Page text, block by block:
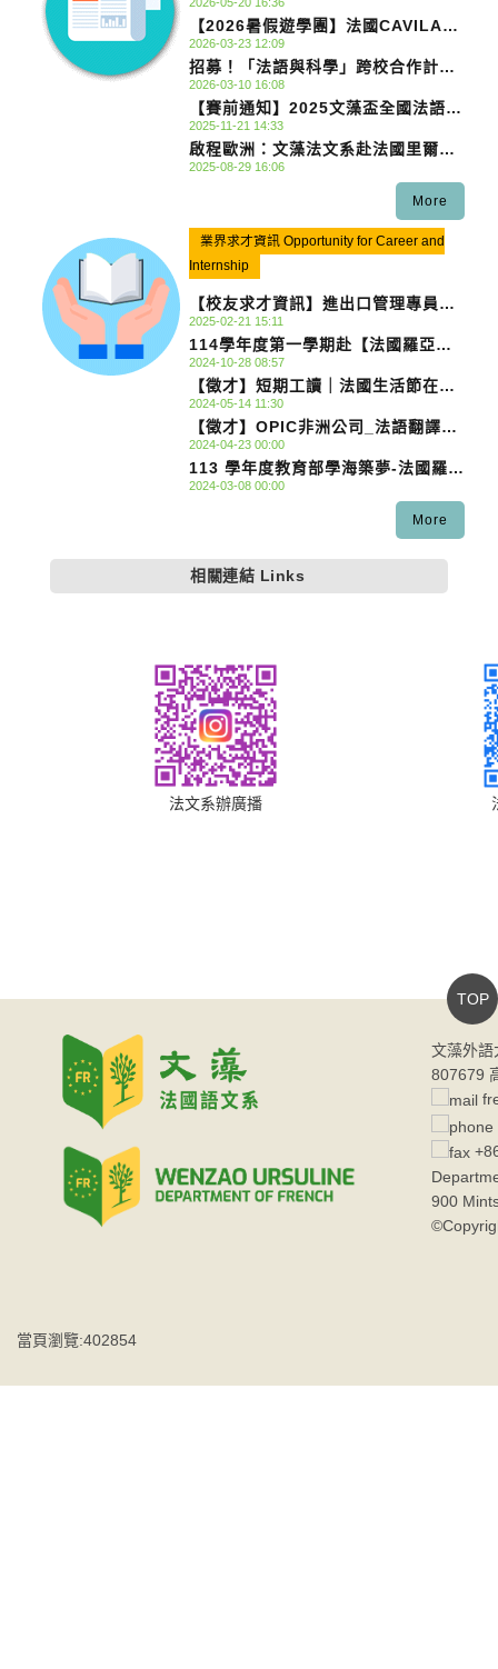
【2026暑假遊學團】法國CAVILAM-
AF VICHY遊學團
2026-03-23 12:09
招募！「法語與科學」跨校合作計
畫！！_台北週末活動 2026年4月24
–26日
2026-03-10 16:08
【賽前通知】2025文藻盃全國法語朗
讀比賽
2025-11-21 14:33
啟程歐洲：文藻法文系赴法國里爾大
學的交流與學習之旅
2025-08-29 16:06
More
業界求才資訊 Opportunity for Career and
Internship
【校友求才資訊】​​​​​​​進出口管理專員
(屏東)｜台灣本田汽車｜屏東縣－
104 人力銀行
2025-02-21 15:11
114學年度第一學期赴【法國羅亞爾
河實習】_113年度學海築夢計畫
2024-10-28 08:57
【徵才】短期工讀｜法國生活節在高
雄
2024-05-14 11:30
【徵才】OPIC非洲公司_法語翻譯兼
行政助理
2024-04-23 00:00
113 學年度教育部學海築夢-法國羅亞
爾河地區海外實習
2024-03-08 00:00
More
相關連結 Links
法文系辦廣播
文藻外
807679
900
當頁瀏覽:402854
TOP